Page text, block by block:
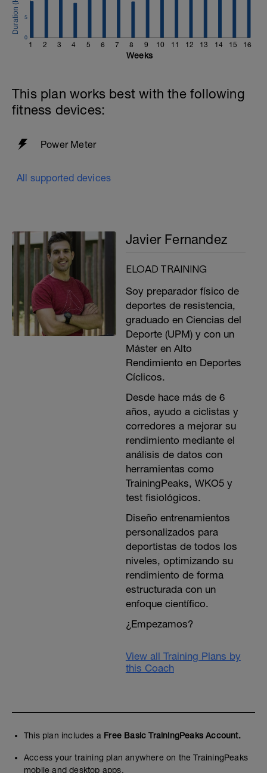
1 2 3 4 5 6 7 8 9 10 11 12 13 14 15 16
0
5
Weeks
This plan works best with the following
fitness devices:
Power Meter
All supported devices
Javier Fernandez
ELOAD TRAINING
Soy preparador físico de
deportes de resistencia,
graduado en Ciencias del
Deporte (UPM) y con un
Máster en Alto
Rendimiento en Deportes
Cíclicos.
Desde hace más de 6
años, ayudo a ciclistas y
corredores a mejorar su
rendimiento mediante el
análisis de datos con
herramientas como
TrainingPeaks, WKO5 y
test fisiológicos.
Diseño entrenamientos
personalizados para
deportistas de todos los
niveles, optimizando su
rendimiento de forma
estructurada con un
enfoque científico.
¿Empezamos?
View all Training Plans by
this Coach
This plan includes a Free Basic TrainingPeaks Account.
Access your training plan anywhere on the TrainingPeaks
mobile and desktop apps.